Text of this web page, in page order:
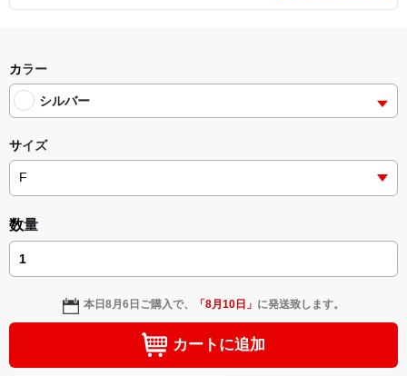
カラー
シルバー
サイズ
数量
本日8月6日 ご購入で、 「8月10日 」 に発送致します。
カートに追加